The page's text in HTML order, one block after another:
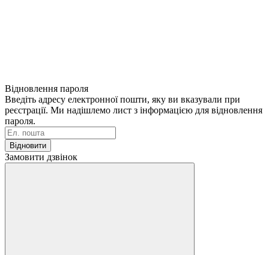
Відновлення пароля
Введіть адресу електронної пошти, яку ви вказували при
реєстрації. Ми надішлемо лист з інформацією для відновлення
пароля.
Відновити
Замовити дзвінок